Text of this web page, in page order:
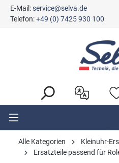
springen
E-Mail:service@selva.de
Telefon:+49 (0) 7425 930 100
Alle Kategorien Kleinuhr-
Ersatzteile passend für